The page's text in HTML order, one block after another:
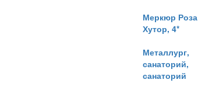
Меркюр Роза
Хутор, 4*
Металлург,
санаторий,
санаторий